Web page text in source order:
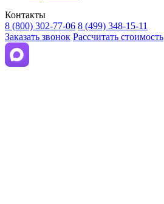
Контакты
8 (800) 302-77-06 8 (499) 348-15-11
Заказать звонок Рассчитать стоимость